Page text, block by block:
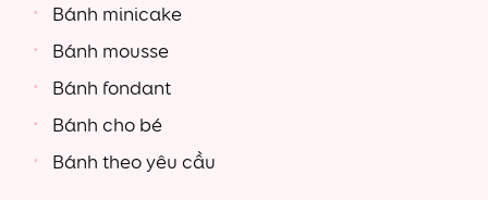
Bánh minicake
Bánh mousse
Bánh fondant
Bánh cho bé
Bánh theo yêu cầu